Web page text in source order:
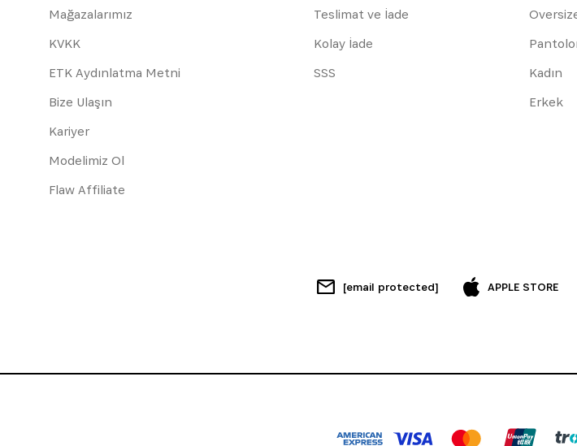
Mağazalarımız
KVKK
ETK Aydınlatma Metni
Bize Ulaşın
Kariyer
Modelimiz Ol
Flaw Affiliate
Teslimat ve İade
Kolay İade
SSS
Kadın
Erkek
[email protected] APPLE STORE